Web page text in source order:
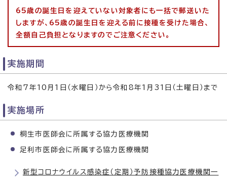
65歳の誕生日を迎えていない対象者にも一括で郵送いた
しますが、65歳の誕生日を迎える前に接種を受けた場合、
全額自己負担となりますのでご注意ください。
実施期間
令和7年10月1日（水曜日）から令和8年1月31日（土曜日）まで
実施場所
桐生市医師会に所属する協力医療機関
足利市医師会に所属する協力医療機関
新型コロナウイルス感染症（定期）予防接種協力医療機関一